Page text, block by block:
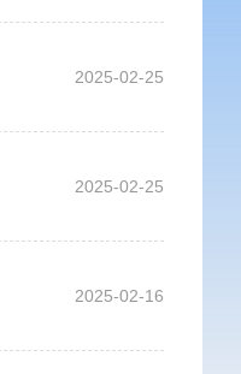
2025-02-25
2025-02-25
2025-02-16